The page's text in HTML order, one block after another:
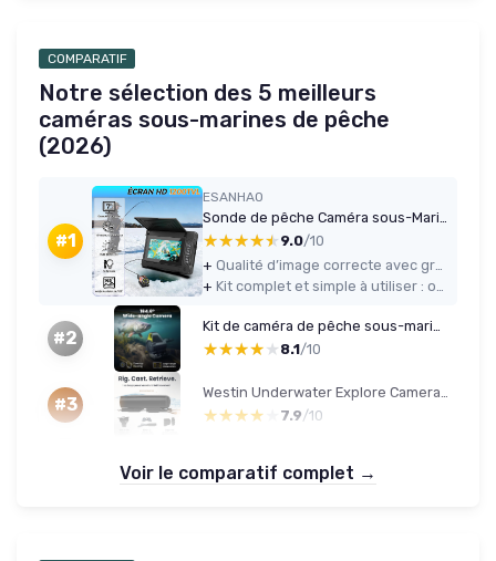
COMPARATIF
Notre sélection des 5 meilleurs
caméras sous-marines de pêche
(2026)
#1
ESANHAO
★★★★★
★★★★★ 9.0/10
+
+
#2 ★★★★★
★★★★★ 8.1/10
#3 ★★★★★
★★★★★ 7.9/10
Voir le comparatif complet →